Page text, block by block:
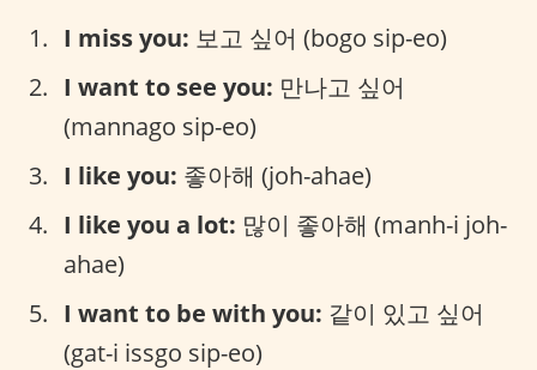
I miss you: 보고 싶어 (bogo sip-eo)
I want to see you: 만나고 싶어
(mannago sip-eo)
I like you: 좋아해 (joh-ahae)
I like you a lot: 많이 좋아해 (manh-i joh-
ahae)
I want to be with you: 같이 있고 싶어
(gat-i issgo sip-eo)